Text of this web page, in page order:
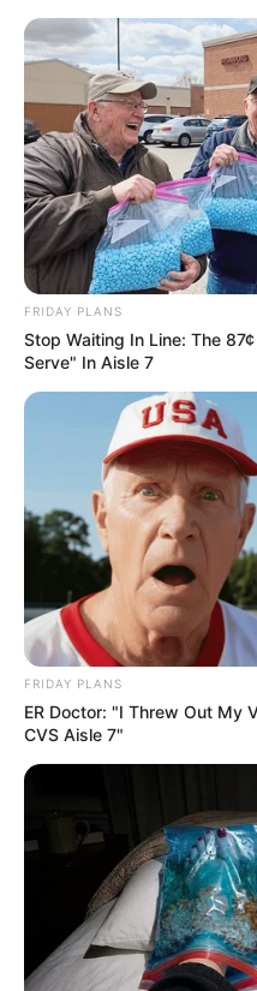
Перейти
Groza-
Громада Закарпаття
ГАРЯЧI ПОДІЇ
На Закарпатті
роми
ТЦК: (відео)
ТРА 9, 2026
FRIDAY PLANS
Stop Waiting In Line: The
Serve" In Aisle 7
FRIDAY PLANS
ER Doctor: "I Threw Out My
CVS Aisle 7"